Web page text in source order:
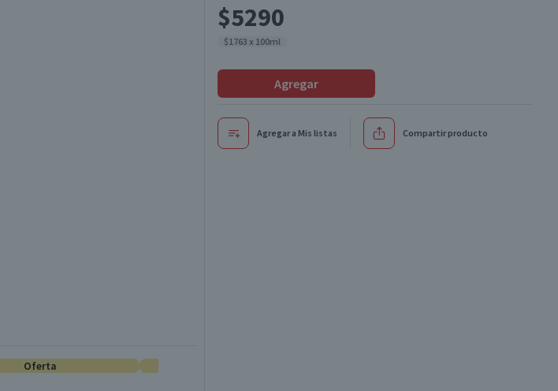
$5290
$1763 x 100ml
Agregar
Agregar a Mis listas Compartir producto
Oferta